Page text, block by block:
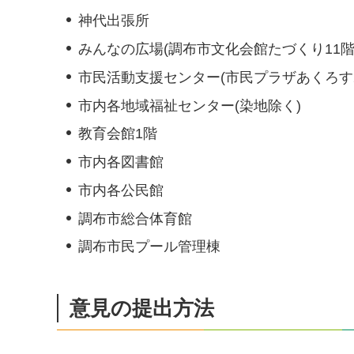
神代出張所
みんなの広場(調布市文化会館たづくり11
市民活動支援センター(市民プラザあくろ
市内各地域福祉センター(染地除く)
教育会館1階
市内各図書館
市内各公民館
調布市総合体育館
調布市民プール管理棟
意見の提出方法